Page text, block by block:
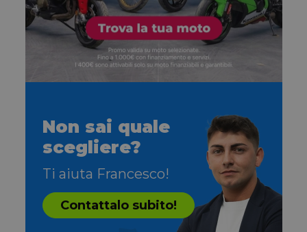
Non sai quale
scegliere?
Ti aiuta Francesco!
Contattalo subito!